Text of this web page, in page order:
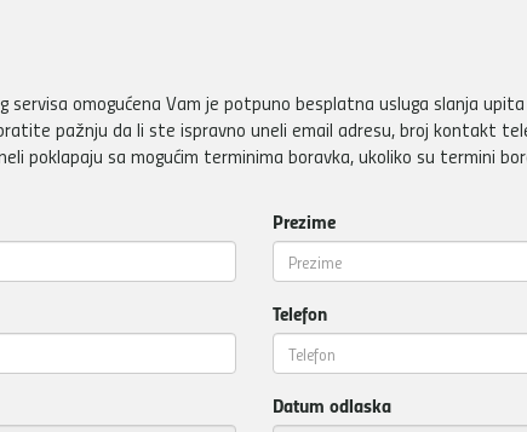
servisa omogućena Vam je potpuno besplatna usluga slanja
pažnju da li ste ispravno uneli email adresu, broj kontakt
poklapaju sa mogućim terminima boravka, ukoliko su termini
Prezime
Telefon
Datum odlaska